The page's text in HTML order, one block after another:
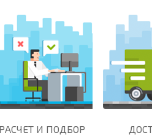
РАСЧЕТ И ПОДБОР